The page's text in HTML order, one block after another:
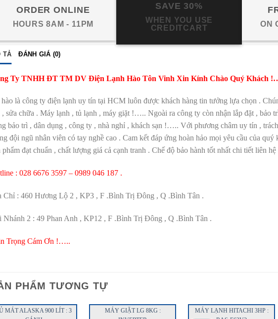
ORDER ONLINE
HOURS 8AM - 11PM
SAVE 30%
WHEN YOU USE
CREDITCART
ON
TẢ ĐÁNH GIÁ (0)
Ty TNHH ĐT TM DV Điện Lạnh Hào Tôn Vinh Xin Kính Chào Quý Khách
là công ty điện lạnh uy tín tại HCM luôn được khách hàng tin tưởng lựa chọn .
, sửa chữa . Máy lạnh , tủ lạnh , máy giặt !….. Ngoài ra công ty còn nhận lắp đặt , bảo
bảo trì , dân dụng , công ty , nhà nghỉ , khách sạn !….. Với phương châm uy tín ,
đội ngũ nhân viên có tay nghề cao . Cam kết đáp ứng hoàn hảo mọi yêu cầu của quý
phẩm đạt chuẩn , chất lượng giá cả cạnh tranh . Chế độ bảo hành tốt nhất chi tiết liên hệ
: 028 6676 3597 – 0989 046 187 .
Chỉ : 460 Hương Lộ 2 , KP3 , F .Bình Trị Đông , Q .Bình Tân .
Nhánh 2 : 49 Phan Anh , KP12 , F .Bình Trị Đông , Q .Bình Tân .
Trọng Cám Ơn !…..
PHẨM TƯƠNG TỰ
MÁT ALASKA 900 LÍT : 3
MÁY GIẶT LG 8KG :
MÁY LẠNH HITACHI 3HP :